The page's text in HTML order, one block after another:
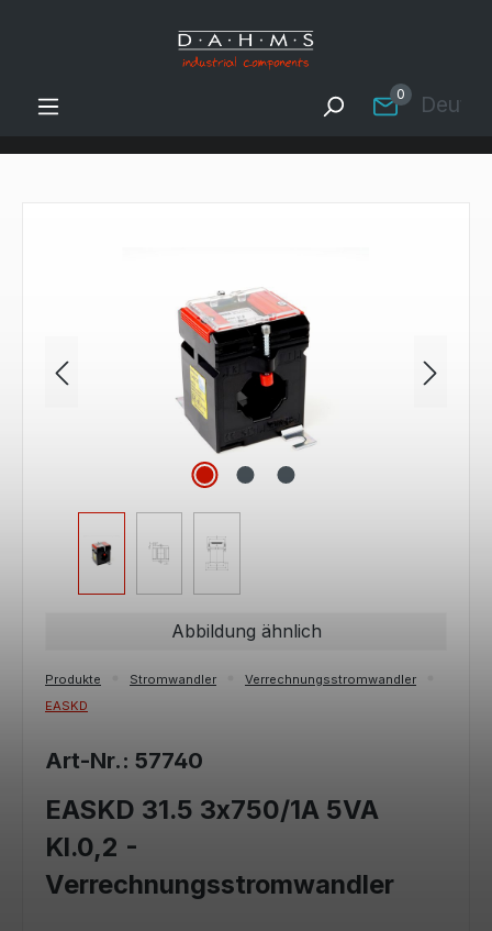
Zum Hauptinhalt springen
0
Abbildung ähnlich
Produkte Stromwandler
Verrechnungsstromwandler
EASKD
Art-Nr.: 57740
EASKD 31.5 3x750/1A 5VA
Kl.0,2 -
Verrechnungsstromwandler